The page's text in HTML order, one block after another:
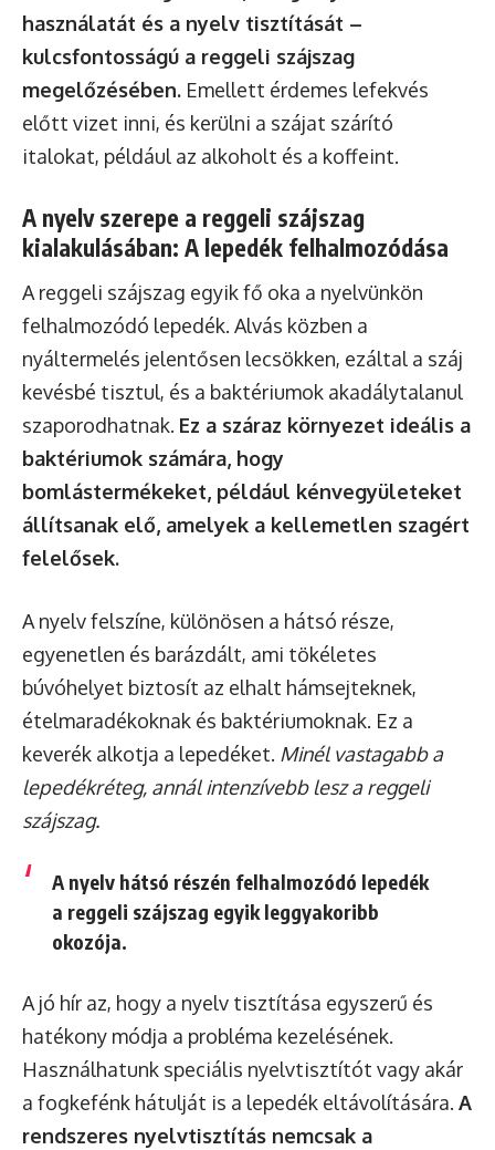
használatát és a nyelv tisztítását –
kulcsfontosságú a reggeli szájszag
megelőzésében. Emellett érdemes lefekvés
előtt vizet inni, és kerülni a szájat szárító
italokat, például az alkoholt és a koffeint.
A nyelv szerepe a reggeli szájszag
kialakulásában: A lepedék felhalmozódása
A reggeli szájszag egyik fő oka a nyelvünkön
felhalmozódó lepedék. Alvás közben a
nyáltermelés jelentősen lecsökken, ezáltal a száj
kevésbé tisztul, és a baktériumok akadálytalanul
szaporodhatnak. Ez a száraz környezet ideális a
baktériumok számára, hogy
bomlástermékeket, például kénvegyületeket
állítsanak elő, amelyek a kellemetlen szagért
felelősek.
A nyelv felszíne, különösen a hátsó része,
egyenetlen és barázdált, ami tökéletes
búvóhelyet biztosít az elhalt hámsejteknek,
ételmaradékoknak és baktériumoknak. Ez a
keverék alkotja a lepedéket. Minél vastagabb a
lepedékréteg, annál intenzívebb lesz a reggeli
szájszag.
A nyelv hátsó részén felhalmozódó lepedék
a reggeli szájszag egyik leggyakoribb
okozója.
A jó hír az, hogy a nyelv tisztítása egyszerű és
hatékony módja a probléma kezelésének.
Használhatunk speciális nyelvtisztítót vagy akár
a fogkefénk hátulját is a lepedék eltávolítására. A
rendszeres nyelvtisztítás nemcsak a